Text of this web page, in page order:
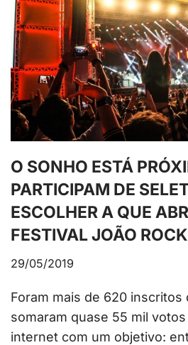
O SONHO ESTÁ
PARTICIPAM DE
ESCOLHER A QUE
FESTIVAL JOÃO ROCK
29/05/2019
Foram mais de 620 inscritos
somaram quase 55 mil
internet com um objetivo: